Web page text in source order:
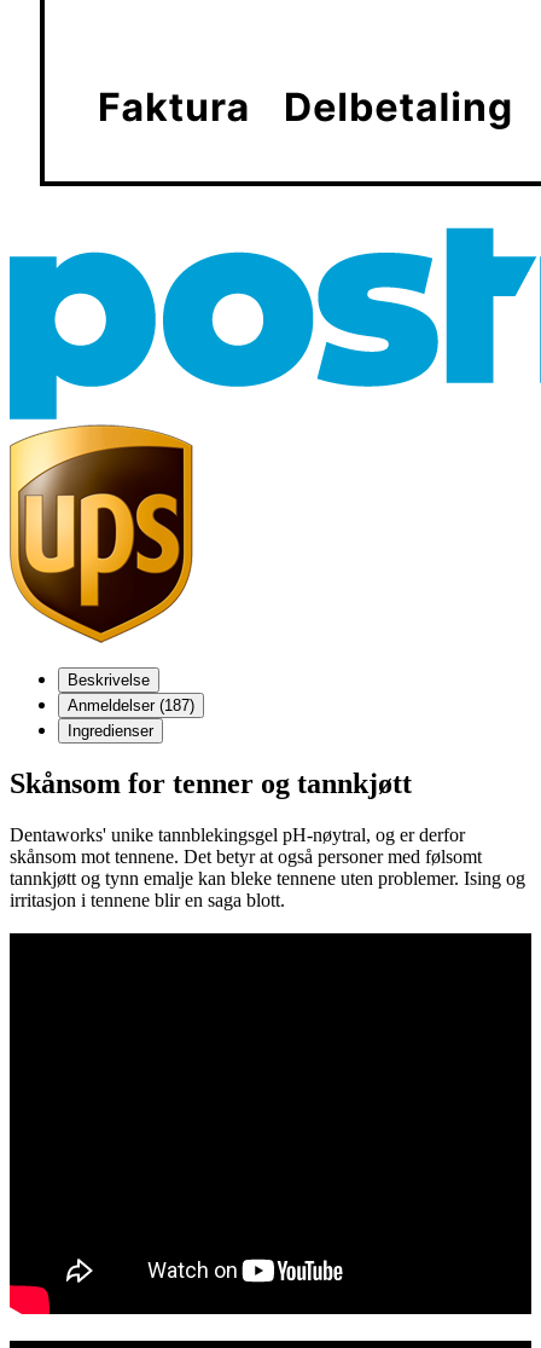
Beskrivelse
Anmeldelser (187)
Ingredienser
Skånsom for tenner og tannkjøtt
Dentaworks' unike tannblekingsgel pH-nøytral, og er derfor
skånsom mot tennene. Det betyr at også personer med følsomt
tannkjøtt og tynn emalje kan bleke tennene uten problemer. Ising og
irritasjon i tennene blir en saga blott.